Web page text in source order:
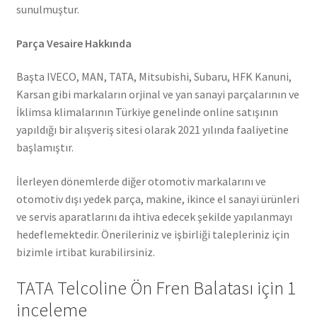
sunulmuştur.
Parça Vesaire Hakkında
Başta IVECO, MAN, TATA, Mitsubishi, Subaru, HFK Kanuni,
Karsan gibi markaların orjinal ve yan sanayi parçalarının ve
İklimsa klimalarının Türkiye genelinde online satışının
yapıldığı bir alışveriş sitesi olarak 2021 yılında faaliyetine
başlamıştır.
İlerleyen dönemlerde diğer otomotiv markalarını ve
otomotiv dışı yedek parça, makine, ikince el sanayi ürünleri
ve servis aparatlarını da ihtiva edecek şekilde yapılanmayı
hedeflemektedir. Önerileriniz ve işbirliği talepleriniz için
bizimle irtibat kurabilirsiniz.
TATA Telcoline Ön Fren Balatası için 1
inceleme